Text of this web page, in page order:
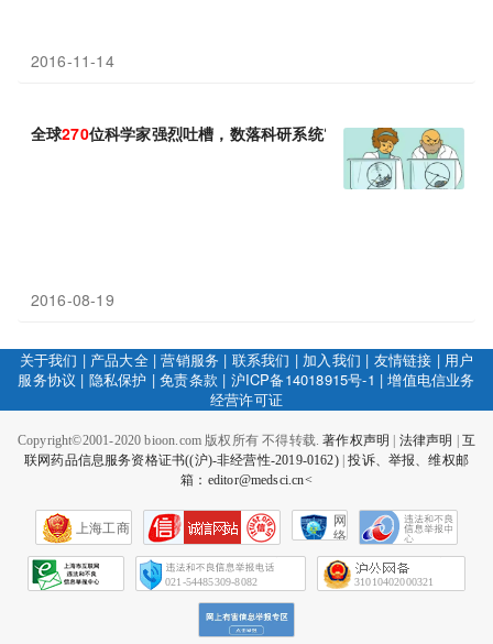
2016-11-14
全球270位科学家强烈吐槽，数落科研系统“七宗罪”
2016-08-19
关于我们 | 产品大全|营销服务 | 联系我们 | 加入我们 | 友情链接 | 用户
服务协议 | 隐私保护 |免责条款 | 沪ICP备14018915号-1 |增值电信业务
经营许可证
Copyright©2001-2020 bioon.com 版权所有 不得转载.著作权声明 法律声明
互
联网药品信息服务资格证书((沪)-非经营性-2019-0162)|投诉、举报、维权邮
箱：editor@medsci.cn<
上海工商
网
络
会
征
021-54485309-8082 31010402000321